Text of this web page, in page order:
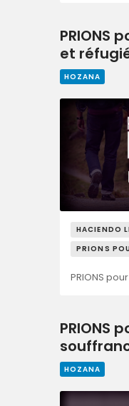
PRIONS
et
HOZANA
HACIENDO
PRIONS
PRIONS
PRIONS
HOZANA